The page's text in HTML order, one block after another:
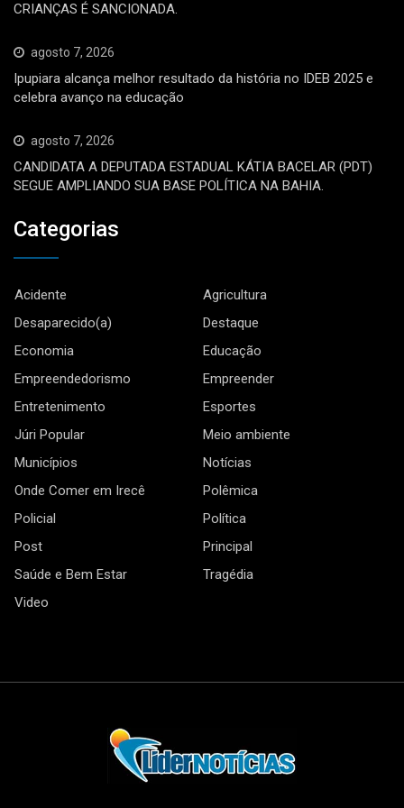
CRIANÇAS É SANCIONADA.
agosto 7, 2026
Ipupiara alcança melhor resultado da história no IDEB 2025 e
celebra avanço na educação
agosto 7, 2026
CANDIDATA A DEPUTADA ESTADUAL KÁTIA BACELAR (PDT)
SEGUE AMPLIANDO SUA BASE POLÍTICA NA BAHIA.
Categorias
Acidente
Agricultura
Desaparecido(a)
Destaque
Economia
Educação
Empreendedorismo
Empreender
Entretenimento
Esportes
Júri Popular
Meio ambiente
Municípios
Notícias
Onde Comer em Irecê
Polêmica
Policial
Política
Post
Principal
Saúde e Bem Estar
Tragédia
Video